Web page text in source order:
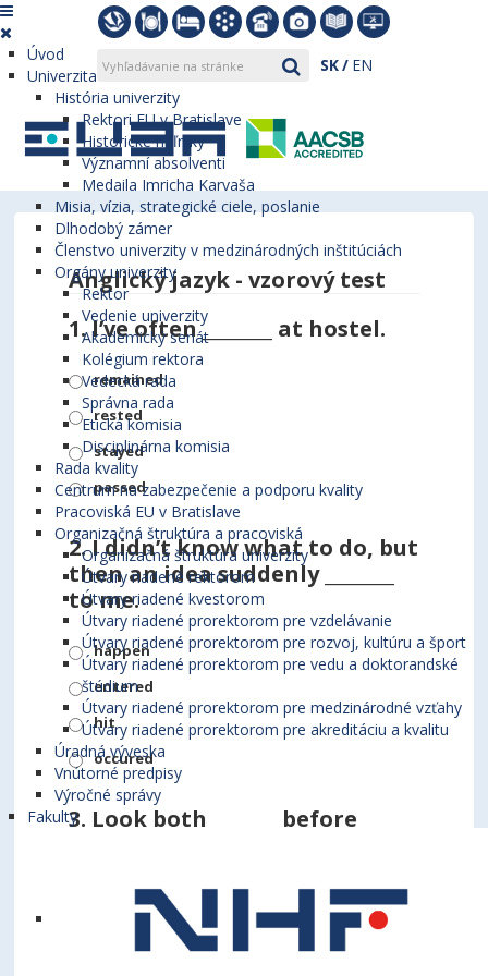
SK EN
Úvod
Univerzita
História univerzity
Rektori EU v Bratislave
Historické míľniky
Významní absolventi
Medaila Imricha Karvaša
Misia, vízia, strategické ciele, poslanie
Dlhodobý zámer
Členstvo univerzity v medzinárodných inštitúciách
Orgány univerzity
Rektor
Vedenie univerzity
Akademický senát
Kolégium rektora
Vedecká rada
Správna rada
Etická komisia
Disciplinárna komisia
Rada kvality
Centrum na zabezpečenie a podporu kvality
Pracoviská EU v Bratislave
Organizačná štruktúra a pracoviská
Organizačná štruktúra univerzity
Útvary riadené rektorom
Útvary riadené kvestorom
Útvary riadené prorektorom pre vzdelávanie
Útvary riadené prorektorom pre rozvoj, kultúru a šport
Útvary riadené prorektorom pre vedu a doktorandské
štúdium
Útvary riadené prorektorom pre medzinárodné vzťahy
Útvary riadené prorektorom pre akreditáciu a kvalitu
Úradná výveska
Vnútorné predpisy
Výročné správy
Fakulty
Anglický jazyk - vzorový test
1.I’ve often ________ at hostel.
remained
rested
stayed
passed
2.I didn’t know what to do, but
then an idea suddenly ________
to me.
happen
entered
hit
occured
3. Look both ________before
directions